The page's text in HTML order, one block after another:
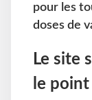
pour les
doses de
Le site
le